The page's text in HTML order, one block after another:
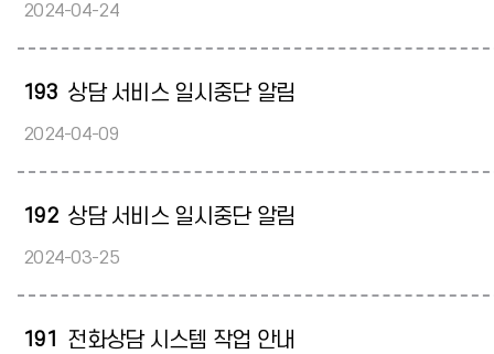
2024-04-24
193 상담 서비스 일시중단 알림
2024-04-09
192 상담 서비스 일시중단 알림
2024-03-25
191 전화상담 시스템 작업 안내